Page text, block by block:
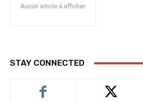
Aucun article à afficher
STAY CONNECTED